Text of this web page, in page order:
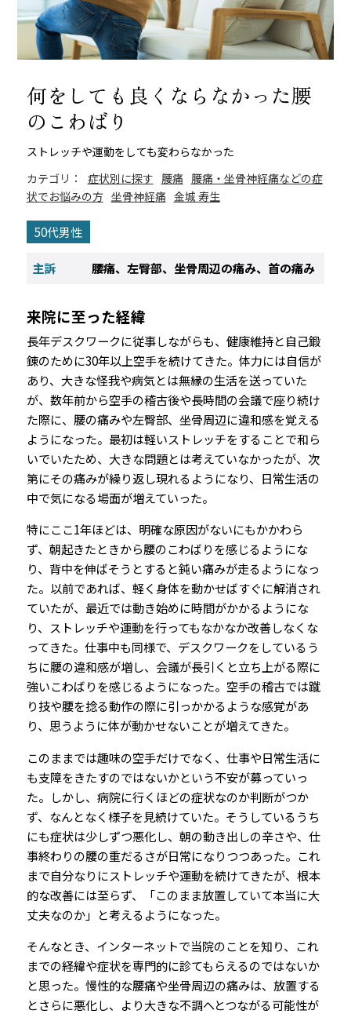
何をしても良くならなかった腰
のこわばり
ストレッチや運動をしても変わらなかった
カテゴリ：
症状別に探す 腰痛 腰痛・坐骨神経痛などの症
状でお悩みの方 坐骨神経痛 金城 寿生
50代男性
主訴 腰痛、左臀部、坐骨周辺の痛み、首の痛み
来院に至った経緯
長年デスクワークに従事しながらも、健康維持と自己鍛
錬のために30年以上空手を続けてきた。体力には自信が
あり、大きな怪我や病気とは無縁の生活を送っていた
が、数年前から空手の稽古後や長時間の会議で座り続け
た際に、腰の痛みや左臀部、坐骨周辺に違和感を覚える
ようになった。最初は軽いストレッチをすることで和ら
いでいたため、大きな問題とは考えていなかったが、次
第にその痛みが繰り返し現れるようになり、日常生活の
中で気になる場面が増えていった。
特にここ1年ほどは、明確な原因がないにもかかわら
ず、朝起きたときから腰のこわばりを感じるようにな
り、背中を伸ばそうとすると鈍い痛みが走るようになっ
た。以前であれば、軽く身体を動かせばすぐに解消され
ていたが、最近では動き始めに時間がかかるようにな
り、ストレッチや運動を行ってもなかなか改善しなくな
ってきた。仕事中も同様で、デスクワークをしているう
ちに腰の違和感が増し、会議が長引くと立ち上がる際に
強いこわばりを感じるようになった。空手の稽古では蹴
り技や腰を捻る動作の際に引っかかるような感覚があ
り、思うように体が動かせないことが増えてきた。
このままでは趣味の空手だけでなく、仕事や日常生活に
も支障をきたすのではないかという不安が募っていっ
た。しかし、病院に行くほどの症状なのか判断がつか
ず、なんとなく様子を見続けていた。そうしているうち
にも症状は少しずつ悪化し、朝の動き出しの辛さや、仕
事終わりの腰の重だるさが日常になりつつあった。これ
まで自分なりにストレッチや運動を続けてきたが、根本
的な改善には至らず、「このまま放置していて本当に大
丈夫なのか」と考えるようになった。
そんなとき、インターネットで当院のことを知り、これ
までの経緯や症状を専門的に診てもらえるのではないか
と思った。慢性的な腰痛や坐骨周辺の痛みは、放置する
とさらに悪化し、より大きな不調へとつながる可能性が